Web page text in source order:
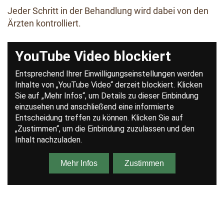
Jeder Schritt in der Behandlung wird dabei von den
Ärzten kontrolliert.
Inhalt für "YouTube Video" zulassen (Details zum